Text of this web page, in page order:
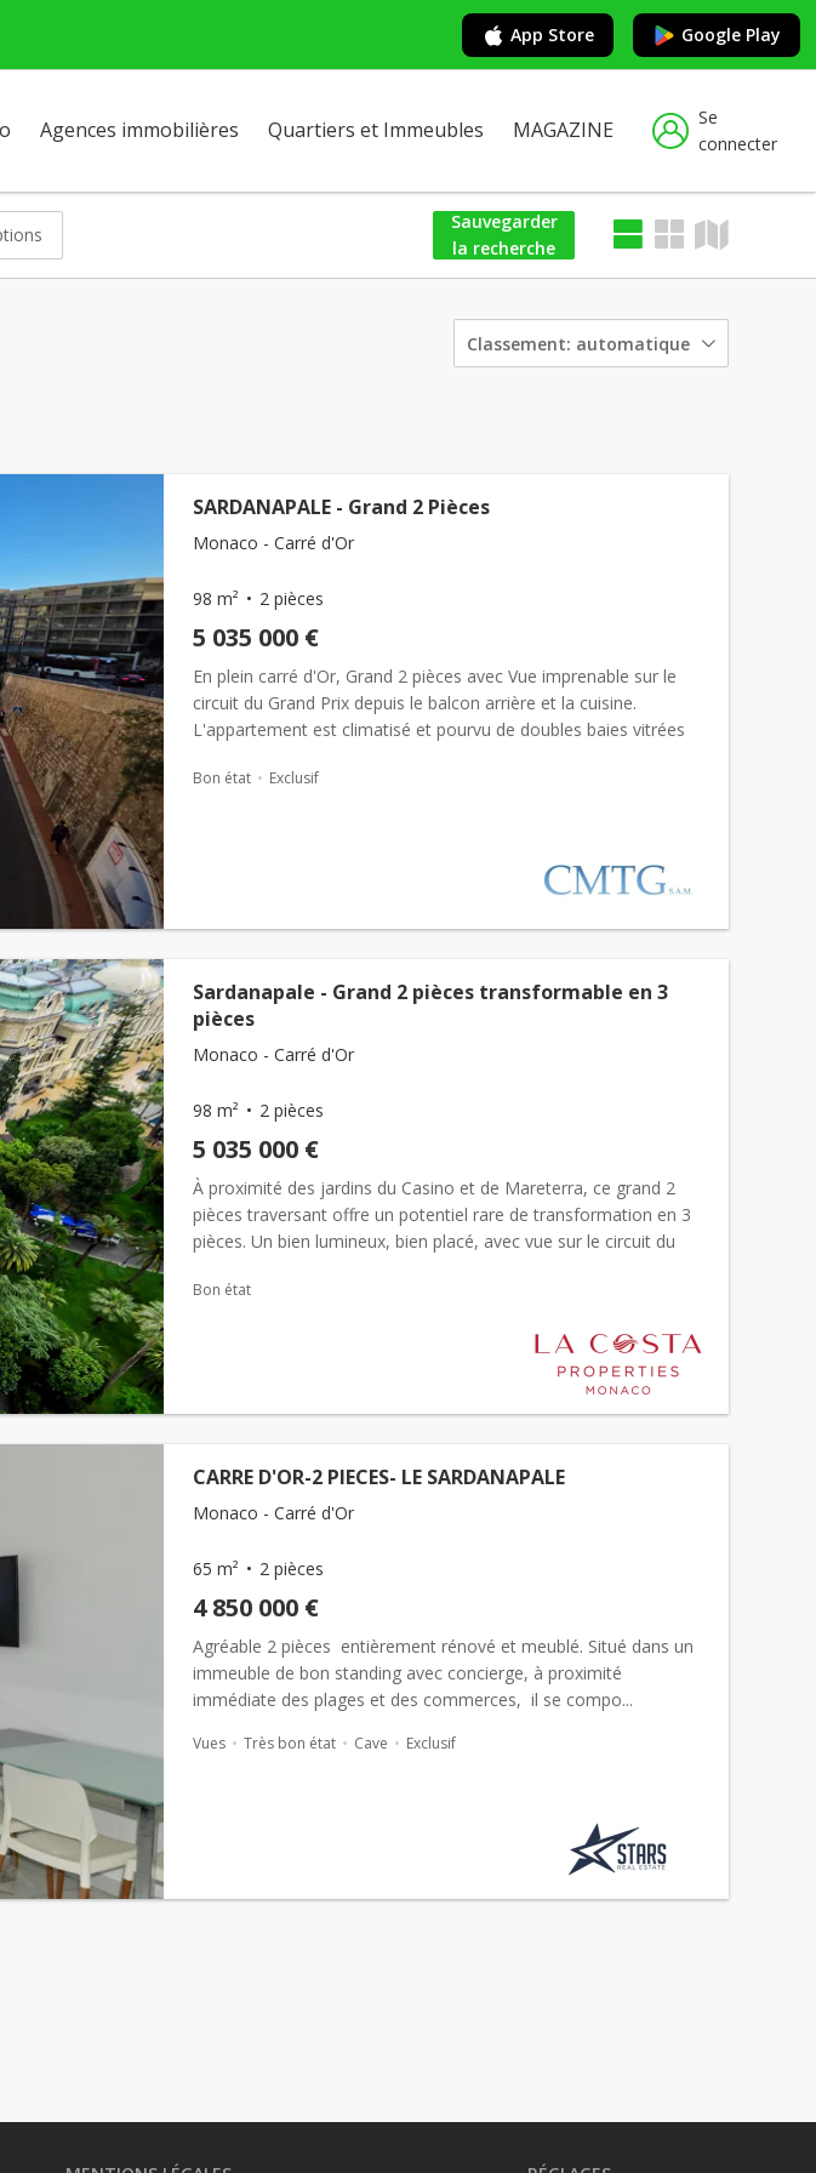
App Store Google Play
Agences immobilières Quartiers et Immeubles MAGAZINE
Se
connecter
Classement: automatique
Sauvegarder
la recherche
SARDANAPALE - Grand 2 Pièces
Monaco - Carré d'Or
98 m² 2 pièces
5 035 000 €
En plein carré d'Or, Grand 2 pièces avec Vue imprenable sur le
circuit du Grand Prix depuis le balcon arrière et la cuisine.
L'appartement est climatisé et pourvu de doubles baies vitrées
Bon état Exclusif
Sardanapale - Grand 2 pièces transformable en 3
pièces
Monaco - Carré d'Or
98 m² 2 pièces
5 035 000 €
À proximité des jardins du Casino et de Mareterra, ce grand 2
pièces traversant offre un potentiel rare de transformation en 3
pièces. Un bien lumineux, bien placé, avec vue sur le circuit du
Bon état
CARRE D'OR-2 PIECES- LE SARDANAPALE
Monaco - Carré d'Or
65 m² 2 pièces
4 850 000 €
Agréable 2 pièces entièrement rénové et meublé. Situé dans un
immeuble de bon standing avec concierge, à proximité
immédiate des plages et des commerces, il se compo...
Vues Très bon état Cave Exclusif